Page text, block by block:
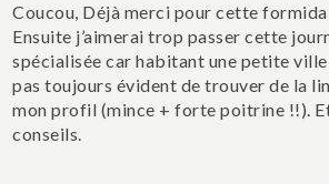
Coucou, Déjà merci pour cette
Ensuite j’aimerai trop passer cette
spécialisée car habitant une petite ville
pas toujours évident de trouver de la
mon profil (mince + forte poitrine !!).
conseils.